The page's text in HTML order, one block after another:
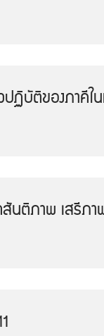
บัติของภาคีใน
ติภาพ เสรีภาพ